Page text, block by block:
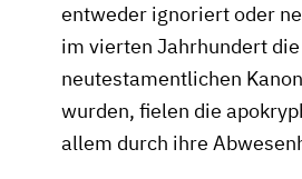
entweder ignoriert oder
im vierten Jahrhundert die
neutestamentlichen
wurden, fielen die
allem durch ihre